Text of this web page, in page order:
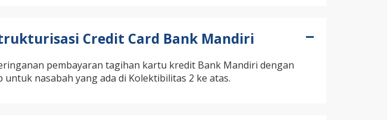
Credit Card Bank Mandiri
pembayaran tagihan kartu kredit Bank Mandiri dengan
untuk nasabah yang ada di Kolektibilitas 2 ke atas.